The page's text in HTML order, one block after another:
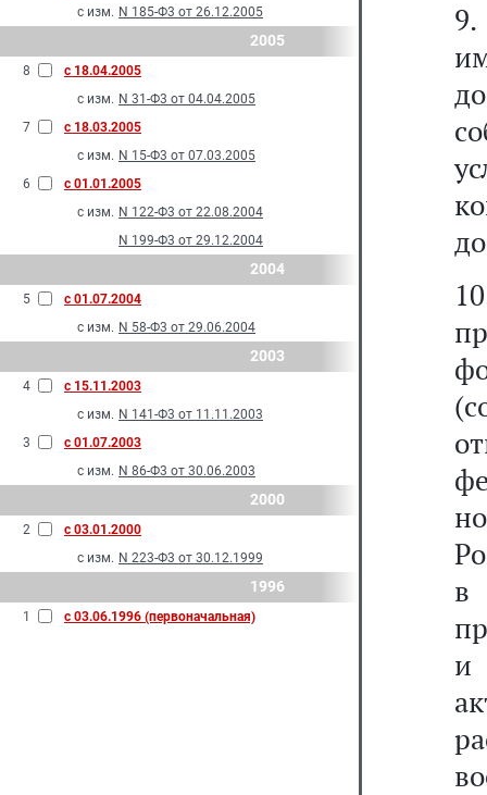
с изм. N 185-Ф3 от 26.12.2005
2005
8
с 18.04.2005
с изм. N 31-Ф3 от 04.04.2005
7
с 18.03.2005
с изм. N 15-Ф3 от 07.03.2005
6
с 01.01.2005
с изм. N 122-Ф3 от 22.08.2004
N 199-Ф3 от 29.12.2004
2004
5
с 01.07.2004
с изм. N 58-Ф3 от 29.06.2004
2003
4
с 15.11.2003
с изм. N 141-Ф3 от 11.11.2003
3
с 01.07.2003
с изм. N 86-Ф3 от 30.06.2003
2000
2
с 03.01.2000
с изм. N 223-Ф3 от 30.12.1999
1996
1 с 03.06.1996 (первоначальная)
в
и